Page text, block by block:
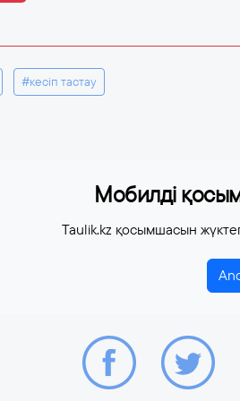
#кесіп тастау
Мобилді
Taulik.kz қосымшасын